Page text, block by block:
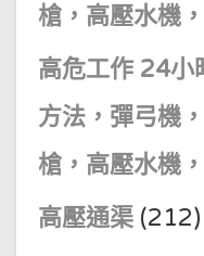
槍，高壓水機
高危工作 24小
方法，彈弓機
槍，高壓水機
高壓通渠 (212)